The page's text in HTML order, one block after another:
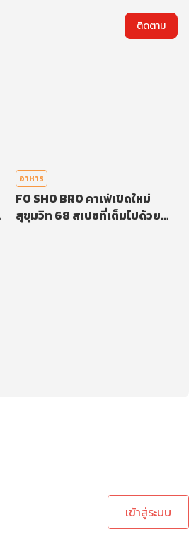
ติดตาม
อาหาร
FO SHO BRO คาเฟ่เปิดใหม่
สุขุมวิท 68 สเปซที่เต็มไปด้วย
เข้าสู่ระบบ